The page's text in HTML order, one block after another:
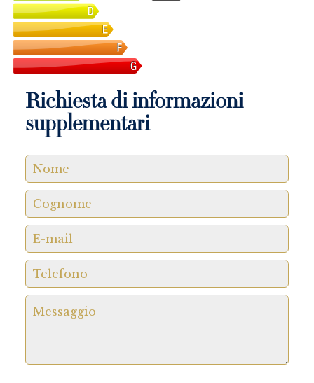
Richiesta di informazioni
supplementari